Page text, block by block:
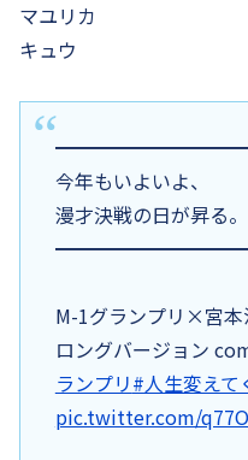
マユリカ
キュウ
今年もいよいよ、
漫才決戦の日が昇る。
M-1グランプリ×宮本
ロングバージョン
ランプリ#人生変えて
pic.twitter.com/